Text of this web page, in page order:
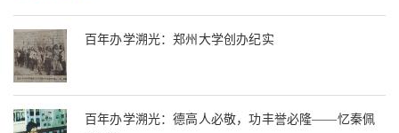
百年办学溯光：郑州大学创办纪实
百年办学溯光：德高人必敬，功丰誉必隆——忆秦佩